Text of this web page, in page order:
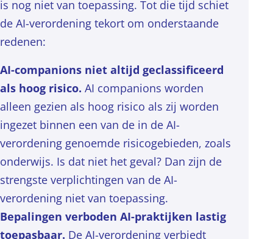
is nog niet van toepassing. Tot die tijd schiet
de AI-verordening tekort om onderstaande
redenen:
AI-companions niet altijd geclassificeerd
als hoog risico. AI companions worden
alleen gezien als hoog risico als zij worden
ingezet binnen een van de in de AI-
verordening genoemde risicogebieden, zoals
onderwijs. Is dat niet het geval? Dan zijn de
strengste verplichtingen van de AI-
verordening niet van toepassing.
Bepalingen verboden AI-praktijken lastig
toepasbaar. De AI-verordening verbiedt